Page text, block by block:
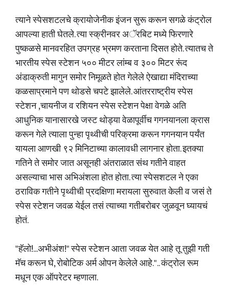
त्याने स्पेसशटलचे क्रायोजेनीक इंजन सुरू करून सगळे कंट्रोल
आपल्या हाती घेतले. त्या स्क्रीनवर अॅरबिट मध्ये फिरणारे
पुष्कळसे मानवरहित उपग्रह भ्रमण करताना दिसत होते. त्यातच ते
भारतीय स्पेस स्टेशन ५०० मीटर लांम्ब व ३०० मिटर रूंद
अंडाक्रुती मागुन समोर निमूळते होत गेलेले ऐखाद्या मंदिराच्या
कळसाप्रमाने पण थोडसे चपटे झालेले. आंतरराष्ट्रीय स्पेस
स्टेशन ,चायनीज व रशियन स्पेस स्टेशन पेक्षा वेगळे अति
आधुनिक यानासारखे जस्ट थोड्या वेळापूर्वीच गगनयानला क्रास
करून गेले त्याला पुन्हा पृथ्वीची परिक्रमा करून गगनयान पर्यंत
यायला आणखी ९२ मिनिटाच्या कालावधी लागनार होता. इतक्या
गतिने ते समोर जात असूनही अंतराळात संथ गतीने वाहत
असल्याचा भास अभिअंशला होत होता. त्या स्पेसशटल ने एका
ठराविक गतीने पृथ्वीची प्रदक्षिणा मरायला सुरुवात केली व जसं ते
स्पेस स्टेशन जवळ येईल तसं त्याच्या गतीबरोबर जुळवून घ्यायचं
होतं.
"हॅलो!...अभीअंश!" स्पेस स्टेशन आता जवळ येत आहे तू तुझी गती
मॅच करून घे, रोबोटिक अर्म ओपन केलेले आहे.".. कंट्रोल रूम
मधून एक ऑपरेटर म्हणाला.